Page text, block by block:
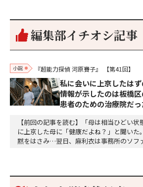
編集部イチオシ記事
小説 『超能力探偵 河原賽子』 【第41回】
私に会いに上京したは
情報が示したのは板橋
患者のための治療院だっ
【前回の記事を読む】「母は相当ひどい状
に上京した母に「健康だよね？」と聞いた
黙をはさみ…翌日、麻利衣は事務所のソフ
個のサイコロが握られていた。「やはり